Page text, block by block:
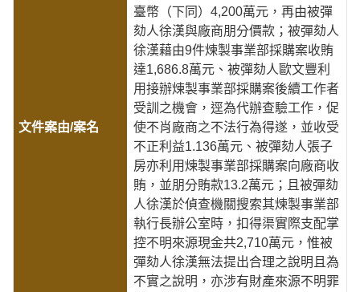
臺幣（下同）4,200萬元，再由被彈
劾人徐漢與廠商朋分價款；被彈劾人
徐漢藉由9件煉製事業部採購案收賄
達1,686.8萬元、被彈劾人歐文豐利
用接辦煉製事業部採購案後續工作者
受訓之機會，逕為代辦查驗工作，促
使不肖廠商之不法行為得遂，並收受
不正利益1.136萬元、被彈劾人張子
房亦利用煉製事業部採購案向廠商收
賄，並朋分賄款13.2萬元；且被彈劾
人徐漢於偵查機關搜索其煉製事業部
執行長辦公室時，扣得渠實際支配掌
控不明來源現金共2,710萬元，惟被
彈劾人徐漢無法提出合理之說明且為
不實之說明，亦涉有財產來源不明罪